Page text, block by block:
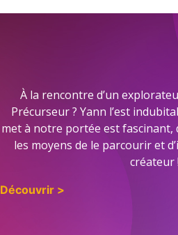
À la rencontre d’un
Précurseur ? Yann l’est
met à notre portée est fascinant,
les moyens de le parcourir et
créateur !
Découvrir >